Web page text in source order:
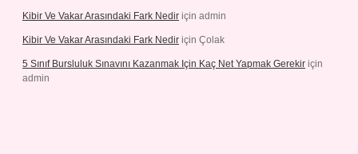
Kibir Ve Vakar Arasındaki Fark Nedir için admin
Kibir Ve Vakar Arasındaki Fark Nedir için Çolak
5 Sınıf Bursluluk Sınavını Kazanmak Için Kaç Net Yapmak Gerekir için
admin